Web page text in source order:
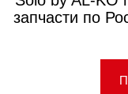
запчасти по